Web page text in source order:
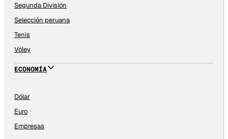
Segunda División
Selección peruana
Tenis
Vóley
ECONOMÍA
Dólar
Euro
Empresas